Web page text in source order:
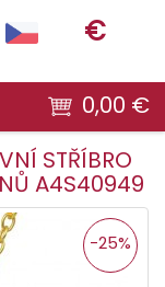
€
0,00 €
STŘÍBRO
A4S40949
-25%